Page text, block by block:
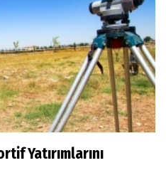
Yatırımlarını